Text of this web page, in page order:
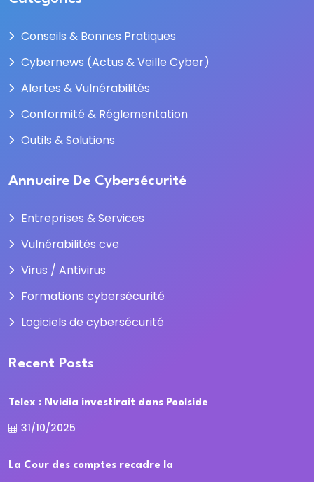
Conseils & Bonnes Pratiques
Cybernews (Actus & Veille Cyber)
Alertes & Vulnérabilités
Conformité & Réglementation
Outils & Solutions
Annuaire De Cybersécurité
Entreprises & Services
Vulnérabilités cve
Virus / Antivirus
Formations cybersécurité
Logiciels de cybersécurité
Recent Posts
Telex : Nvidia investirait dans Poolside
31/10/2025
La Cour des comptes recadre la